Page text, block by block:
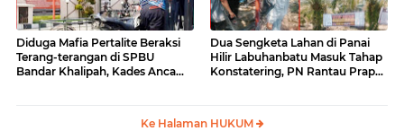
Diduga Mafia Pertalite Beraksi
Terang-terangan di SPBU
Bandar Khalipah, Kades Ancam
Dua Sengketa Lahan di Panai
Hilir Labuhanbatu Masuk Tahap
Konstatering, PN Rantau Prapat
Ke Halaman HUKUM